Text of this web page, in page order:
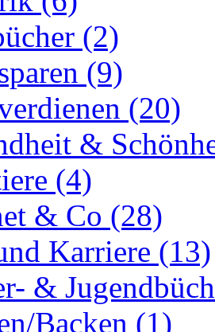
(2)
(9)
(20)
&
(4)
& Co (28)
Karriere (13)
&
Backen (1)